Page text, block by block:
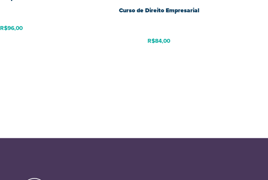
R$96,00
Curso de Direito Empresarial
R$84,00